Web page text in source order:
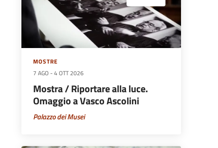
MOSTRE
7 AGO -4 OTT 2026
Mostra / Riportare alla luce.
Omaggio a Vasco Ascolini
Palazzo dei Musei